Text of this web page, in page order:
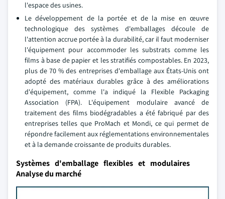
l'espace des usines.
Le développement de la portée et de la mise en œuvre
technologique des systèmes d'emballages découle de
l'attention accrue portée à la durabilité, car il faut moderniser
l'équipement pour accommoder les substrats comme les
films à base de papier et les stratifiés compostables. En 2023,
plus de 70 % des entreprises d'emballage aux États-Unis ont
adopté des matériaux durables grâce à des améliorations
d'équipement, comme l'a indiqué la Flexible Packaging
Association (FPA). L'équipement modulaire avancé de
traitement des films biodégradables a été fabriqué par des
entreprises telles que ProMach et Mondi, ce qui permet de
répondre facilement aux réglementations environnementales
et à la demande croissante de produits durables.
Systèmes d'emballage flexibles et modulaires
Analyse du marché